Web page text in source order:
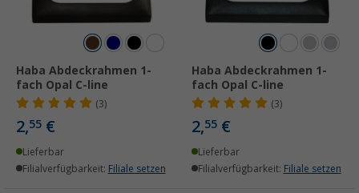
Haba Abdeckrahmen 1-
fach Opal C-line
(3)
2,55 €
Lieferbar
Filialverfügbarkeit: Filiale setzen
Haba Abdeckrahmen 1-
fach Opal C-line
(3)
2,55 €
Lieferbar
Filialverfügbarkeit: Filiale setzen